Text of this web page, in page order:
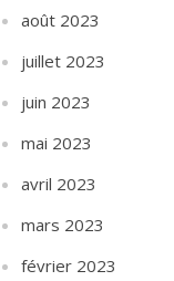
août 2023
juillet 2023
juin 2023
mai 2023
avril 2023
mars 2023
février 2023